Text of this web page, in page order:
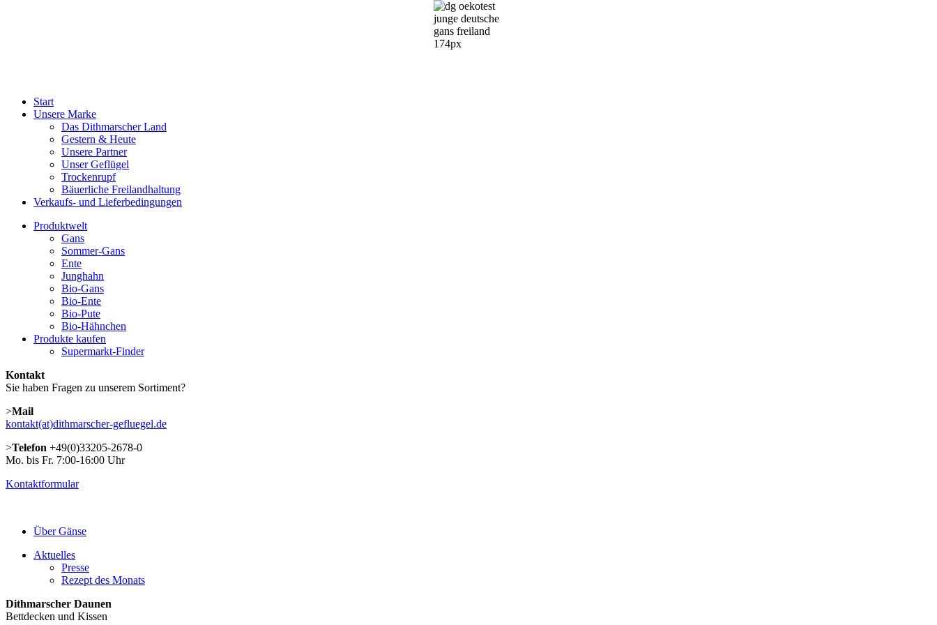
Start
Unsere Marke
Das Dithmarscher Land
Gestern & Heute
Unsere Partner
Unser Geflügel
Trockenrupf
Bäuerliche Freilandhaltung
Verkaufs- und Lieferbedingungen
Produktwelt
Gans
Sommer-Gans
Ente
Junghahn
Bio-Gans
Bio-Ente
Bio-Pute
Bio-Hähnchen
Produkte kaufen
Supermarkt-Finder
Kontakt
Sie haben Fragen zu unserem Sortiment?
>Mail
kontakt(at)dithmarscher-gefluegel.de
>Telefon +49(0)33205-2678-0
Mo. bis Fr. 7:00-16:00 Uhr
Kontaktformular
Über Gänse
Aktuelles
Presse
Rezept des Monats
Dithmarscher Daunen
Bettdecken und Kissen